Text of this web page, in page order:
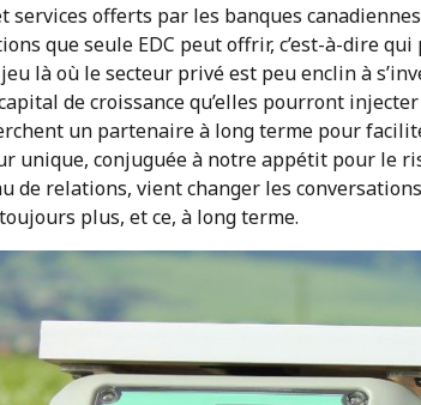
offerts par les banques
que seule EDC peut offrir, c’est-à-dire
là où le secteur privé est peu enclin à
de croissance qu’elles pourront injecter
un partenaire à long terme pour
unique, conjuguée à notre appétit pour le
de relations, vient changer les
plus, et ce, à long terme.